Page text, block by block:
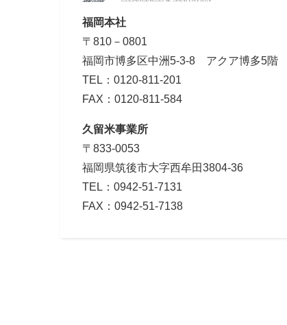
福岡本社
〒810－0801
福岡市博多区中洲5-3-8 アクア博多5階
TEL：0120-811-201
FAX：0120-811-584
久留米事業所
〒833-0053
福岡県筑後市大字西牟田3804-36
TEL：0942-51-7131
FAX：0942-51-7138